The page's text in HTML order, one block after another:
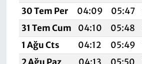
30 Tem Per
04:09 05:47
31 Tem Cum
04:10 05:48
1 Ağu Cts
04:12 05:49